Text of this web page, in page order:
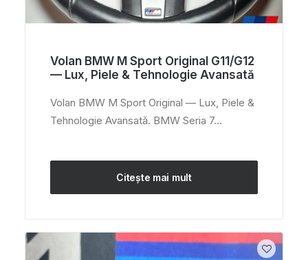
Volan BMW M Sport Original G11/G12
— Lux, Piele & Tehnologie Avansată
Volan BMW M Sport Original — Lux, Piele &
Tehnologie Avansată. BMW Seria 7…
Citește mai mult